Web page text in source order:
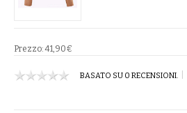
PIGIAMI
SCUOLA
Prezzo: 41,90€
BASATO SU 0 RECENSIONI.